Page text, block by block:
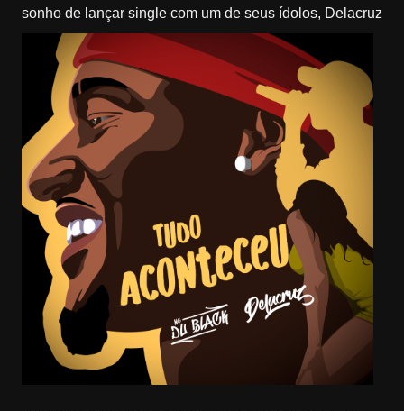
sonho de lançar single com um de seus ídolos, Delacruz